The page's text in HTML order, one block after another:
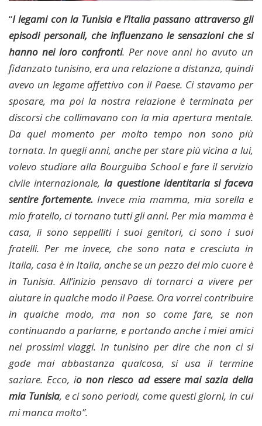
“I legami con la Tunisia e l’Italia passano attraverso gli
episodi personali, che influenzano le sensazioni che si
hanno nei loro confronti. Per nove anni ho avuto un
fidanzato tunisino, era una relazione a distanza, quindi
avevo un legame affettivo con il Paese. Ci stavamo per
sposare, ma poi la nostra relazione è terminata per
discorsi che collimavano con la mia apertura mentale.
Da quel momento per molto tempo non sono più
tornata. In quegli anni, anche per stare più vicina a lui,
volevo studiare alla Bourguiba School e fare il servizio
civile internazionale,la questione identitaria si faceva
sentire fortemente. Invece mia mamma, mia sorella e
mio fratello, ci tornano tutti gli anni. Per mia mamma è
casa, lì sono seppelliti i suoi genitori, ci sono i suoi
fratelli. Per me invece, che sono nata e cresciuta in
Italia, casa è in Italia, anche se un pezzo del mio cuore è
in Tunisia. All’inizio pensavo di tornarci a vivere per
aiutare in qualche modo il Paese. Ora vorrei contribuire
in qualche modo, ma non so come fare, se non
continuando a parlarne, e portando anche i miei amici
nei prossimi viaggi. In tunisino per dire che non ci si
gode mai abbastanza qualcosa, si usa il termine
saziare. Ecco, io non riesco ad essere mai sazia della
mia Tunisia, e ci sono periodi, come questi giorni, in cui
mi manca molto”.